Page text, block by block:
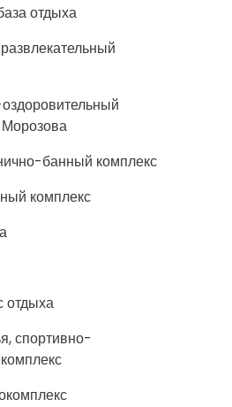
отдыха
банный комплекс
комплекс
отдыха
спортивно-